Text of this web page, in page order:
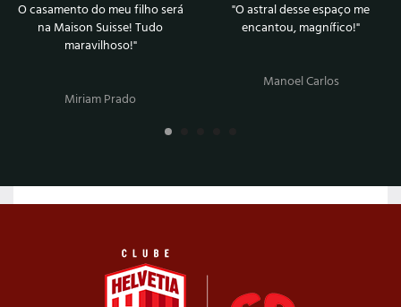
O casamento do meu filho será
na Maison Suisse! Tudo
maravilhoso!"
Miriam Prado
"O astral desse espaço me
encantou, magnífico!"
Manoel Carlos